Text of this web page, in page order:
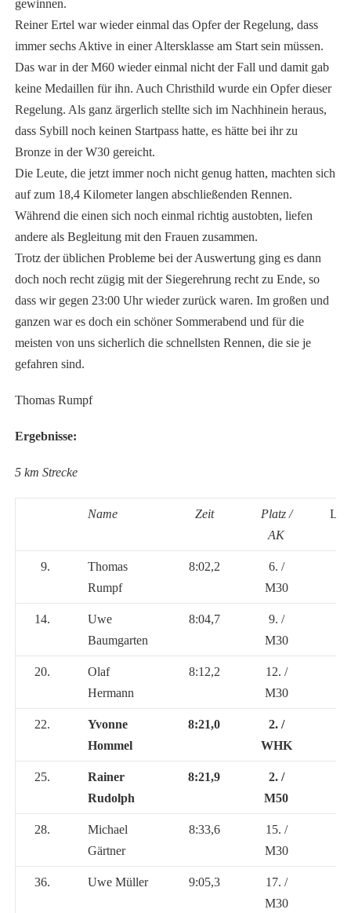
gewinnen.
Reiner Ertel war wieder einmal das Opfer der Regelung, dass
immer sechs Aktive in einer Altersklasse am Start sein müssen.
Das war in der M60 wieder einmal nicht der Fall und damit gab
keine Medaillen für ihn. Auch Christhild wurde ein Opfer dieser
Regelung. Als ganz ärgerlich stellte sich im Nachhinein heraus,
dass Sybill noch keinen Startpass hatte, es hätte bei ihr zu
Bronze in der W30 gereicht.
Die Leute, die jetzt immer noch nicht genug hatten, machten sich
auf zum 18,4 Kilometer langen abschließenden Rennen.
Während die einen sich noch einmal richtig austobten, liefen
andere als Begleitung mit den Frauen zusammen.
Trotz der üblichen Probleme bei der Auswertung ging es dann
doch noch recht zügig mit der Siegerehrung recht zu Ende, so
dass wir gegen 23:00 Uhr wieder zurück waren. Im großen und
ganzen war es doch ein schöner Sommerabend und für die
meisten von uns sicherlich die schnellsten Rennen, die sie je
gefahren sind.
Thomas Rumpf
Ergebnisse:
5 km Strecke
Name Zeit
Platz /
AK
9.
Thomas
Rumpf
8:02,2
6. /
M30
14.
Uwe
Baumgarten
8:04,7
9. /
M30
20.
Olaf
Hermann
8:12,2
12. /
M30
22.
Yvonne
Hommel
8:21,0
2. /
WHK
25.
Rainer
Rudolph
8:21,9
2. /
M50
28.
Michael
Gärtner
8:33,6
15. /
M30
36. Uwe Müller 9:05,3
17. /
M30